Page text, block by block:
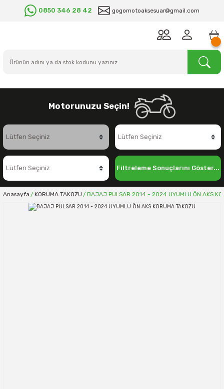
0850 346 28 42 gogomotoaksesuar@gmail.com
Motorunuzu Seçin!
Filtreleme Sonuçlarını Göster...
Anasayfa KORUMA TAKOZU BAJAJ PULSAR 2014 - 2024 UYUMLU ÖN AKS